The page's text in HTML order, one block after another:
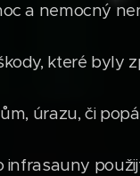
a nemocný
které byly
úrazu, či
infrasauny